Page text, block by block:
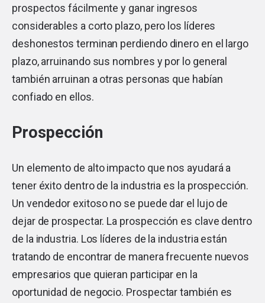
prospectos fácilmente y ganar ingresos
considerables a corto plazo, pero los líderes
deshonestos terminan perdiendo dinero en el largo
plazo, arruinando sus nombres y por lo general
también arruinan a otras personas que habían
confiado en ellos.
Prospección
Un elemento de alto impacto que nos ayudará a
tener éxito dentro de la industria es la prospección.
Un vendedor exitoso no se puede dar el lujo de
dejar de prospectar. La prospección es clave dentro
de la industria. Los líderes de la industria están
tratando de encontrar de manera frecuente nuevos
empresarios que quieran participar en la
oportunidad de negocio. Prospectar también es